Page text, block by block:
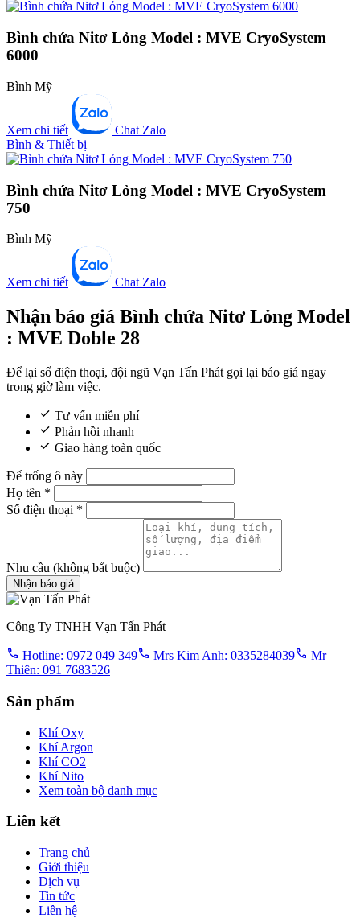
Bình chứa Nitơ Lỏng Model : MVE CryoSystem
6000
Bình Mỹ
Xem chi tiết
Chat Zalo
Bình & Thiết bị
Bình chứa Nitơ Lỏng Model : MVE CryoSystem
750
Bình Mỹ
Xem chi tiết Chat Zalo
Nhận báo giá Bình chứa Nitơ Lỏng Model
: MVE Doble 28
Để lại số điện thoại, đội ngũ Vạn Tấn Phát gọi lại báo giá ngay
trong giờ làm việc.
Tư vấn miễn phí
Phản hồi nhanh
Giao hàng toàn quốc
Để trống ô này
Họ tên *
Số điện thoại *
Nhu cầu (không bắt buộc)
Nhận báo giá
Công Ty TNHH Vạn Tấn Phát
Hotline: 0972 049 349 Mrs Kim Anh: 0335284039
Mr
Thiên: 091 7683526
Sản phẩm
Khí Oxy
Khí Argon
Khí CO2
Khí Nito
Xem toàn bộ danh mục
Liên kết
Trang chủ
Giới thiệu
Dịch vụ
Tin tức
Liên hệ